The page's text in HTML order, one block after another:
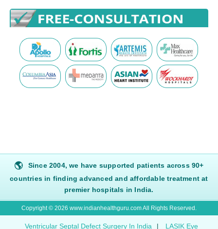
🌎
Since 2004, we have supported patients across 90+
countries in finding advanced and affordable treatment at
premier hospitals in India.
Copyright © 2026 www.indianhealthguru.com All Rights Reserved.
Ventricular Septal Defect Surgery In India | LASIK Eye